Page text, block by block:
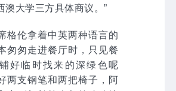
澳大学三方具体商议。”
格伦拿着中英两种语言的
匆匆走进餐厅时，只见餐
好临时找来的深绿色呢
两支钢笔和两把椅子，阿